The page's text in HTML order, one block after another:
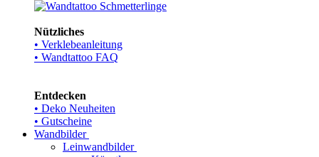
Nützliches
• Verklebeanleitung
• Wandtattoo FAQ
Entdecken
• Deko Neuheiten
• Gutscheine
Wandbilder
Leinwandbilder